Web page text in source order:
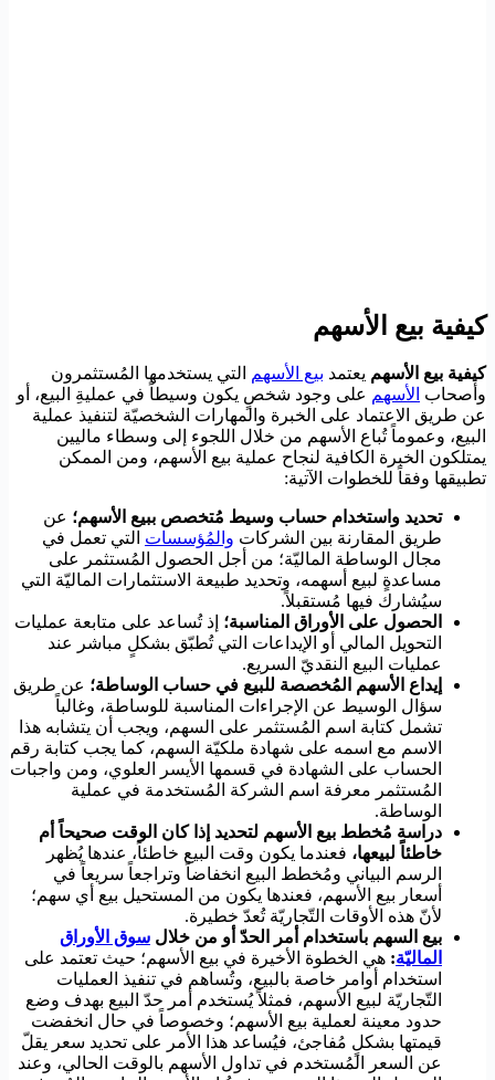
كيفية بيع الأسهم
كيفية بيع الأسهم يعتمد بيع الأسهم التي يستخدمها المُستثمرون
وأصحاب الأسهم على وجود شخصٍ يكون وسيطاً في عمليةِ البيع، أو
عن طريق الاعتماد على الخبرة والمهارات الشخصيّة لتنفيذ عملية
البيع، وعموماً تُباع الأسهم من خلال اللجوء إلى وسطاء ماليين
يمتلكون الخبرة الكافية لنجاح عملية بيع الأسهم، ومن الممكن
تطبيقها وفقاً للخطوات الآتية:
تحديد واستخدام حساب وسيط مُتخصص ببيع الأسهم؛ عن
طريق المقارنة بين الشركات والمُؤسسات التي تعمل في
مجال الوساطة الماليّة؛ من أجل الحصول المُستثمر على
مساعدةٍ لبيع أسهمه، وتحديد طبيعة الاستثمارات الماليّة التي
سيُشارك فيها مُستقبلاً.
الحصول على الأوراق المناسبة؛ إذ تُساعد على متابعة عمليات
التحويل المالي أو الإيداعات التي تُطبّق بشكلٍ مباشر عند
عمليات البيع النقديّ السريع.
إيداع الأسهم المُخصصة للبيع في حساب الوساطة؛ عن طريق
سؤال الوسيط عن الإجراءات المناسبة للوساطة، وغالباً
تشمل كتابة اسم المُستثمر على السهم، ويجب أن يتشابه هذا
الاسم مع اسمه على شهادة ملكيّة السهم، كما يجب كتابة رقم
الحساب على الشهادة في قسمها الأيسر العلوي، ومن واجبات
المُستثمر معرفة اسم الشركة المُستخدمة في عملية
الوساطة.
دراسة مُخطط بيع الأسهم لتحديد إذا كان الوقت صحيحاً أم
خاطئاً لبيعها، فعندما يكون وقت البيع خاطئاً، عندها يُظهر
الرسم البياني ومُخطط البيع انخفاضاً وتراجعاً سريعاً في
أسعار بيع الأسهم، فعندها يكون من المستحيل بيع أي سهم؛
لأنّ هذه الأوقات التّجاريّة تُعدّ خطيرة.
بيع السهم باستخدام أمر الحدّ أو من خلال سوق الأوراق
الماليّة: هي الخطوة الأخيرة في بيع الأسهم؛ حيث تعتمد على
استخدام أوامر خاصة بالبيع، وتُساهم في تنفيذ العمليات
التّجاريّة لبيع الأسهم، فمثلاً يُستخدم أمر حدّ البيع بهدف وضع
حدود معينة لعملية بيع الأسهم؛ وخصوصاً في حال انخفضت
قيمتها بشكلٍ مُفاجئ، فيُساعد هذا الأمر على تحديد سعر يقلّ
عن السعر المُستخدم في تداول الأسهم بالوقت الحالي، وعند